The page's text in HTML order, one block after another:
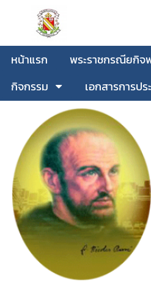
หน้าแรก พระราชกรณียกิจ
กิจกรรม
เอกสารการปร